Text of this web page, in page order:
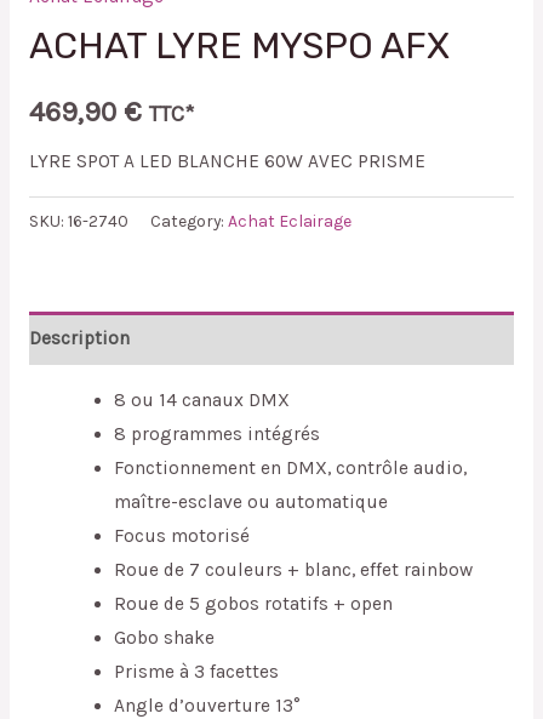
ACHAT LYRE MYSPO AFX
469,90 € TTC*
LYRE SPOT A LED BLANCHE 60W AVEC PRISME
SKU: 16-2740 Category: Achat Eclairage
Description
8 ou 14 canaux DMX
8 programmes intégrés
Fonctionnement en DMX, contrôle audio,
maître-esclave ou automatique
Focus motorisé
Roue de 7 couleurs + blanc, effet rainbow
Roue de 5 gobos rotatifs + open
Gobo shake
Prisme à 3 facettes
Angle d’ouverture 13°